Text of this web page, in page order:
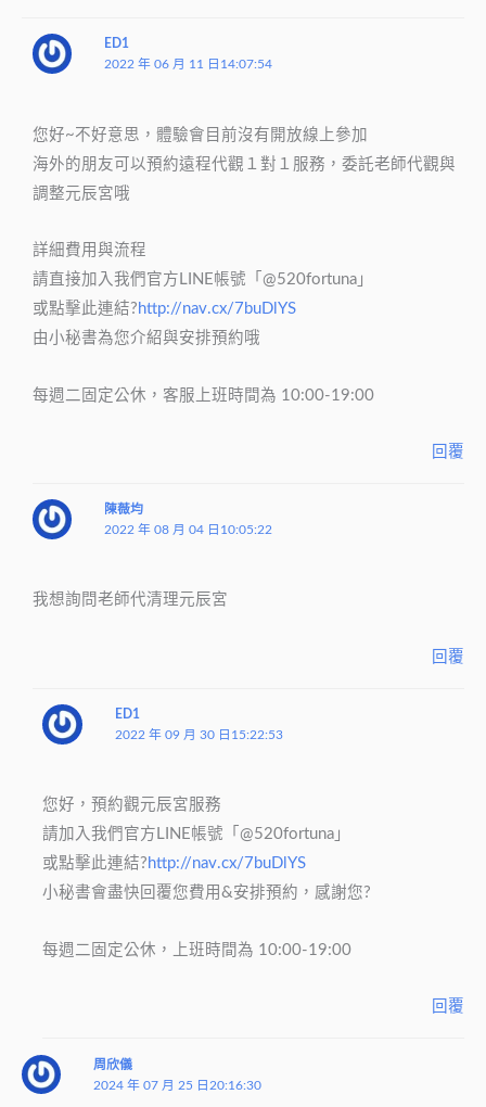
ED1
2022 年 06 月 11 日14:07:54
您好~不好意思，體驗會目前沒有開放線上參加
海外的朋友可以預約遠程代觀１對１服務，委託老師代觀與
調整元辰宮哦
詳細費用與流程
請直接加入我們官方LINE帳號「@520fortuna」
或點擊此連結? http://nav.cx/7buDlYS
由小秘書為您介紹與安排預約哦
每週二固定公休，客服上班時間為 10:00-19:00
回覆
陳薇均
2022 年 08 月 04 日10:05:22
我想詢問老師代清理元辰宮
回覆
ED1
2022 年 09 月 30 日15:22:53
您好，預約觀元辰宮服務
請加入我們官方LINE帳號「@520fortuna」
或點擊此連結? http://nav.cx/7buDlYS
小秘書會盡快回覆您費用&安排預約，感謝您?
每週二固定公休，上班時間為 10:00-19:00
回覆
周欣儀
2024 年 07 月 25 日20:16:30